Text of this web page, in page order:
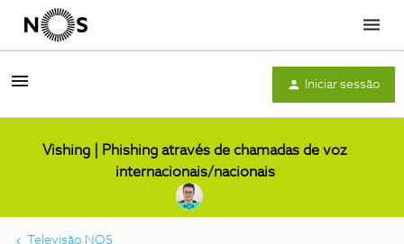
Menu
Iniciar sessão
Vishing | Phishing através de chamadas de voz
internacionais/nacionais
Televisão NOS